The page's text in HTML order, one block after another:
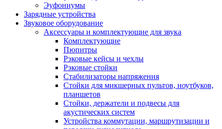
Эуфониумы
Зарядные устройства
Звуковое оборудование
Аксессуары и комплектующие для звука
Комплектующие
Пюпитры
Рэковые кейсы и чехлы
Рэковые стойки
Стабилизаторы напряжения
Стойки для микшерных пультов, ноутбуков,
планшетов
Стойки, держатели и подвесы для
акустических систем
Устройства коммутации, маршрутизации и